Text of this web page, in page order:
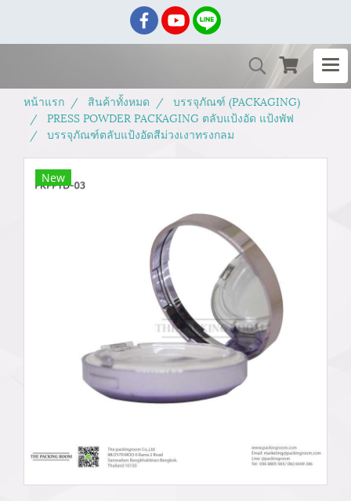
หน้าแรก สินค้าทั้งหมด
บรรจุภัณฑ์ (PACKAGING)
PRESS POWDER PACKAGING ตลับแป้งอัด แป้งพัฟ
บรรจุภัณฑ์ตลับแป้งอัดสีม่วงเงาทรงกลม
New